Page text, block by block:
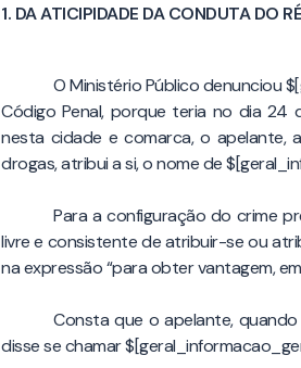
1. DA ATICIPIDADE DA CONDUTA DO
O Ministério Público denunciou
Código Penal, porque teria no dia 24
nesta cidade e comarca, o apelante,
drogas, atribui a si, o nome de
Para a configuração do crime
livre e consistente de atribuir-se ou
na expressão “para obter vantagem,
Consta que o apelante,
disse se chamar